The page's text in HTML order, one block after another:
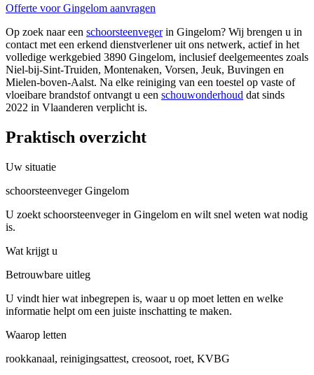
Offerte voor Gingelom aanvragen
Op zoek naar een schoorsteenvegerin Gingelom? Wij brengen u in
contact met een erkend dienstverlener uit ons netwerk, actief in het
volledige werkgebied 3890 Gingelom, inclusief deelgemeentes zoals
Niel-bij-Sint-Truiden, Montenaken, Vorsen, Jeuk, Buvingen en
Mielen-boven-Aalst. Na elke reiniging van een toestel op vaste of
vloeibare brandstof ontvangt u een schouwonderhoud dat sinds
2022 in Vlaanderen verplicht is.
Praktisch overzicht
Uw situatie
schoorsteenveger Gingelom
U zoekt schoorsteenveger in Gingelom en wilt snel weten wat nodig
is.
Wat krijgt u
Betrouwbare uitleg
U vindt hier wat inbegrepen is, waar u op moet letten en welke
informatie helpt om een juiste inschatting te maken.
Waarop letten
rookkanaal, reinigingsattest, creosoot, roet, KVBG